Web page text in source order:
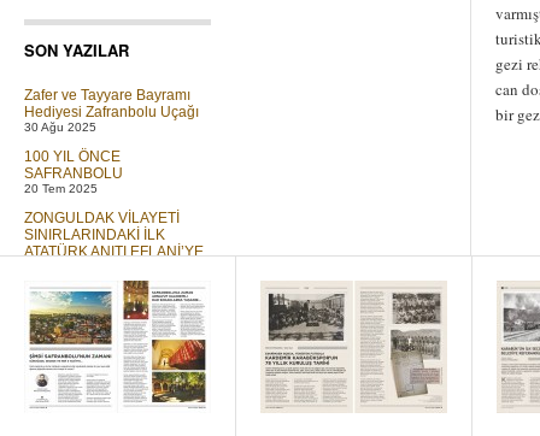
SON YAZILAR
Zafer ve Tayyare Bayramı
Hediyesi Zafranbolu Uçağı
30 Ağu 2025
100 YIL ÖNCE
SAFRANBOLU
20 Tem 2025
ZONGULDAK VİLAYETİ
SINIRLARINDAKİ İLK
ATATÜRK ANITI EFLANİ’YE
Elif ve T Cetveli
30 Mar 2019
GÖÇ
16 Ara 2018
gezi
can
bir